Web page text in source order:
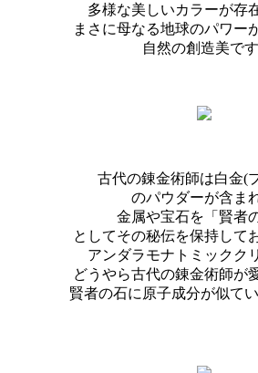
多様な美しいカラーが存
まさに母なる地球のパワー
自然の創造美で
古代の錬金術師は白金(
のパウダーが含ま
金属や宝石を「賢者
としてその秘伝を保持して
アンダラモナトミックク
どうやら古代の錬金術師が
賢者の石に原子成分が似て